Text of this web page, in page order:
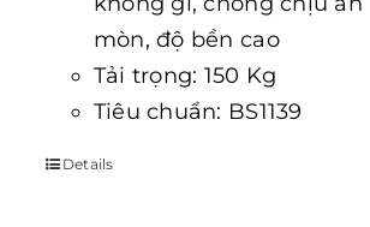
mòn, độ bền cao
Tải trọng: 150 Kg
Tiêu chuẩn: BS1139
Details